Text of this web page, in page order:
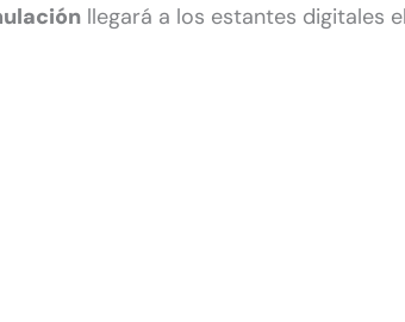
llegará a los estantes digitales